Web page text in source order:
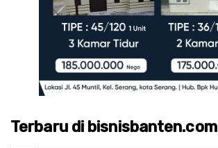
Terbaru di bisnisbanten.com